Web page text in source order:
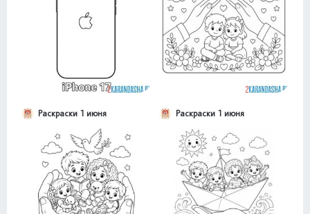
Раскраски 1 июня Раскраски 1 июня